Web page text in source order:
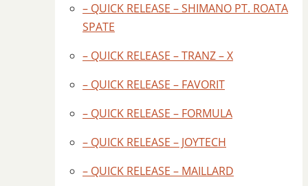
– QUICK RELEASE – SHIMANO PT. ROATA
SPATE
– QUICK RELEASE – TRANZ – X
– QUICK RELEASE – FAVORIT
– QUICK RELEASE – FORMULA
– QUICK RELEASE – JOYTECH
– QUICK RELEASE – MAILLARD